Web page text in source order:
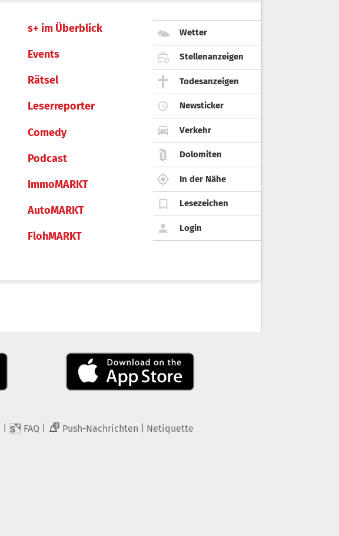
s+ im Überblick
Events
Rätsel
Leserreporter
Comedy
Podcast
ImmoMARKT
AutoMARKT
FlohMARKT
Wetter
Stellenanzeigen
Todesanzeigen
Newsticker
Verkehr
Dolomiten
In der Nähe
Lesezeichen
Login
FAQ 2 Push-Nachrichten Netiquette